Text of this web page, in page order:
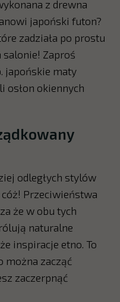
z drewna
japoński futon?
zadziała po prostu
Zaproś
japońskie maty
osłon okiennych
odległych stylów
Przeciwieństwa
że w obu tych
naturalne
inspiracje etno. To
można zacząć
zaczerpnąć